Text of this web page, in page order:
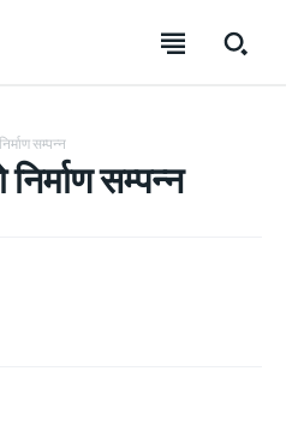
सम्पन्न
सम्पन्न